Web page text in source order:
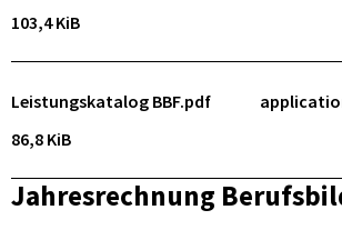
103,4 KiB
Leistungskatalog BBF.pdf
86,8 KiB
Jahresrechnung